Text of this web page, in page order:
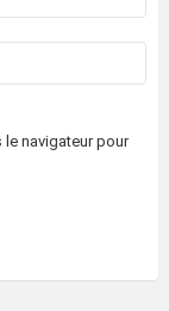
le navigateur pour